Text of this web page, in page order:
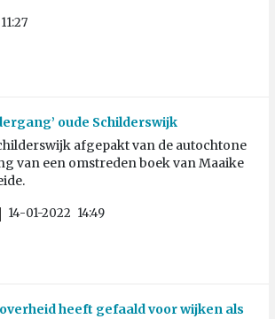
11:27
oude Schilderswijk
afgepakt van de autochtone
van een omstreden boek van Maaike
14-01-2022 14:49
heeft gefaald voor wijken als